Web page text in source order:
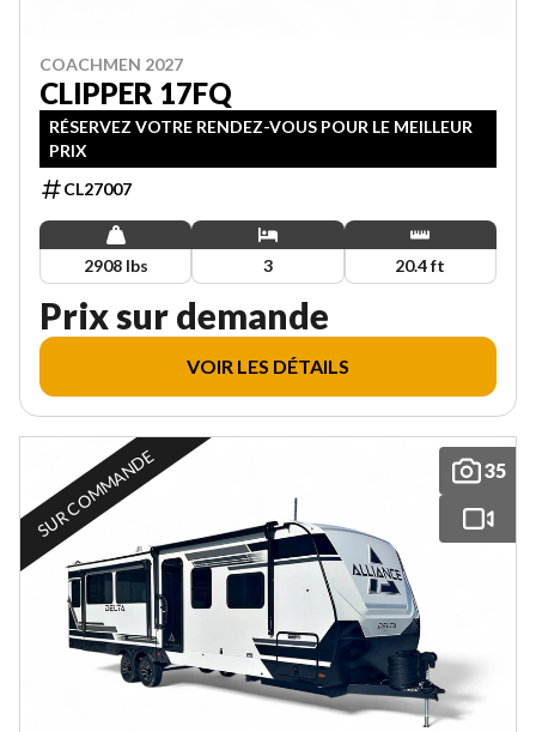
COACHMEN 2027
CLIPPER 17FQ
RÉSERVEZ VOTRE RENDEZ-VOUS POUR LE MEILLEUR
PRIX
CL27007
2908 lbs 3 20.4 ft
Prix sur demande
VOIR LES DÉTAILS
35
SUR COMMANDE